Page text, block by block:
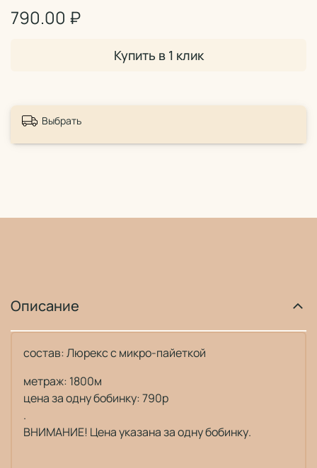
790.00 ₽
Купить в 1 клик
Выбрать
Описание
состав: Люрекс с микро-пайеткой
метраж: 1800м
цена за одну бобинку: 790р
.
ВНИМАНИЕ! Цена указана за одну бобинку.